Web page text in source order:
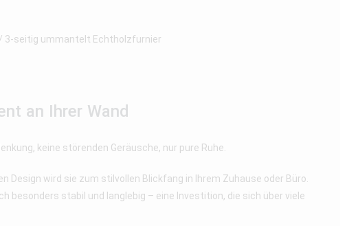
3-seitig ummantelt Echtholzfurnier
an Ihrer Wand
keine störenden Geräusche, nur pure Ruhe.
wird sie zum stilvollen Blickfang in Ihrem Zuhause oder Büro.
besonders stabil und langlebig – eine Investition, die sich über viele